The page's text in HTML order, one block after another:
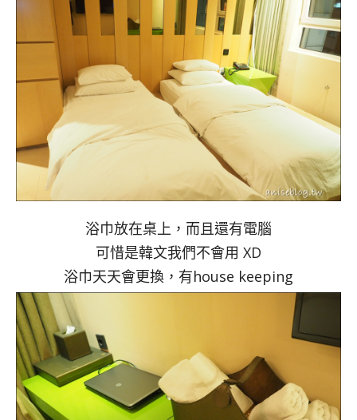
浴巾放在桌上，而且還有電腦
可惜是韓文我們不會用 XD
浴巾天天會更換，有house keeping